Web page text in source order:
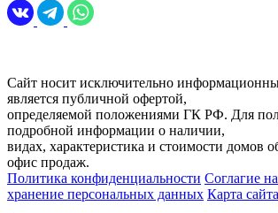
Сайт носит исключительно
является публичной офертой,
определяемой положениями ГК РФ. Для
подробной информации о наличии,
видах, характеристика и стоимости домов
офис продаж.
Политика конфиденциальности Соглагие
хранение персональных данных Карта сайта